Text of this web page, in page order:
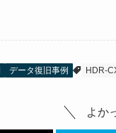
データ復旧事例 HDR-
よか